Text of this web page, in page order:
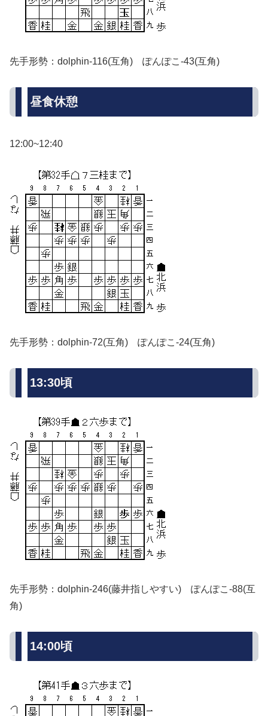
先手形勢：dolphin-116(互角) ぽんぽこ-43(互角)
昼食休憩
12:00~12:40
先手形勢：dolphin-72(互角) ぽんぽこ-24(互角)
13:30頃
先手形勢：dolphin-246(藤井指しやすい) ぽんぽこ-88(互
角)
14:00頃